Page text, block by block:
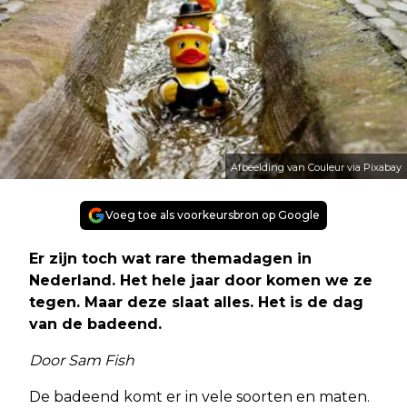
Afbeelding van Couleur via Pixabay
Voeg toe als voorkeursbron op Google
Er zijn toch wat rare themadagen in
Nederland. Het hele jaar door komen we ze
tegen. Maar deze slaat alles. Het is de dag
van de badeend.
Door Sam Fish
De badeend komt er in vele soorten en maten.